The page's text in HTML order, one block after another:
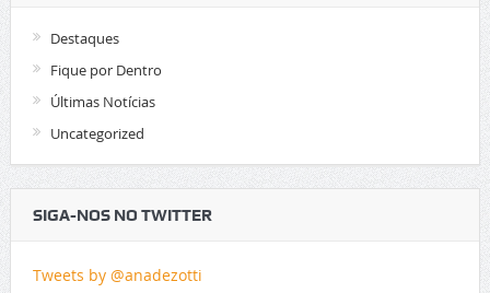
Destaques
Fique por Dentro
Últimas Notícias
Uncategorized
SIGA-NOS NO TWITTER
Tweets by @anadezotti